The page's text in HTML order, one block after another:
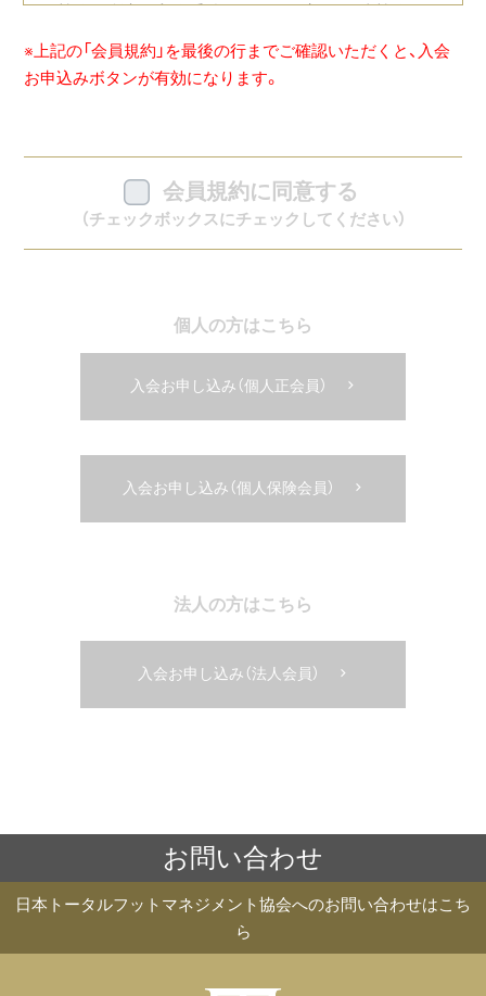
ら承諾を受けた個人（以下“個人正会員”といいま
す。）又は団体（以下“団体正会員”といい、個人正会
人をいいます。
(2) 会員資格の取得申込者は、当協会が定める所定
の入会手続完了後、入会金及び年会費を支払ったと
(1) 正会員として入会された個人又は団体には、会
員カードを無料にて発行します。このカードは会
取り消し、会員カードを回収します。
(3) 会員カードを紛失し、または盗難にあった場合
は、協会事務局へ所定の手続きを行ってください。
当協会の会員は、会員の種別に応じて、以下の特典
（以下“会員サービス”といいます。）を享受すること
ができます。なお、当協会は、一定の予告期間をも
って会員サービスの全部または一部の変更又は停
に不利益や損害等が生じた場合でも、当協会は一切
※上記の「会員規約」を最後の行までご確認いただくと、入会
お申込みボタンが有効になります。
会員規約に同意する
（チェックボックスにチェックしてください）
個人の方はこちら
入会お申し込み（個人正会員）
入会お申し込み（個人保険会員）
法人の方はこちら
入会お申し込み（法人会員）
お問い合わせ
日本トータルフットマネジメント協会へのお問い合わせはこち
ら